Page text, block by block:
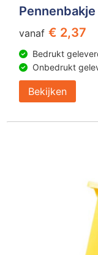
vanaf € 2,37
Bedrukt
Onbedrukt
Bekijken